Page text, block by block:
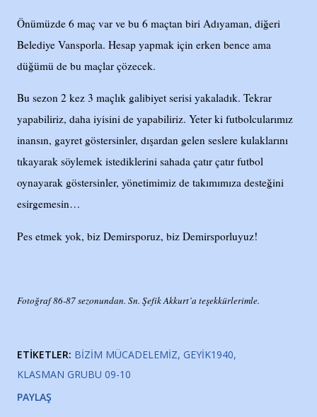
Önümüzde 6 maç var ve bu 6 maçtan biri Adıyaman, diğeri
Belediye Vansporla. Hesap yapmak için erken bence ama
düğümü de bu maçlar çözecek.
Bu sezon 2 kez 3 maçlık galibiyet serisi yakaladık. Tekrar
yapabiliriz, daha iyisini de yapabiliriz. Yeter ki futbolcularımız
inansın, gayret göstersinler, dışardan gelen seslere kulaklarını
tıkayarak söylemek istediklerini sahada çatır çatır futbol
oynayarak göstersinler, yönetimimiz de takımımıza desteğini
esirgemesin…
Pes etmek yok, biz Demirsporuz, biz Demirsporluyuz!
Fotoğraf 86-87 sezonundan. Sn. Şefik Akkurt’a teşekkürlerimle.
ETIKETLER: BIZIM MÜCADELEMIZ GEYIK1940
KLASMAN GRUBU 09-10
PAYLAŞ